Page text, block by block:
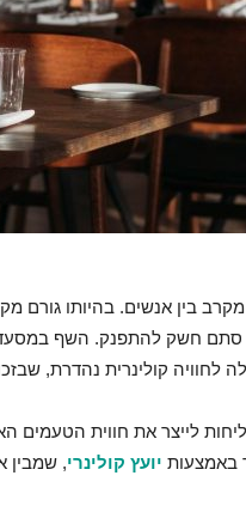
בין אנשים. בהיותו גורם
או סתם חשק להתפנק. השף
לחוויה קולינרית נהדרת,
לייצר את חווית הטעמים
באמצעות יועץ קולינרי, שמבין